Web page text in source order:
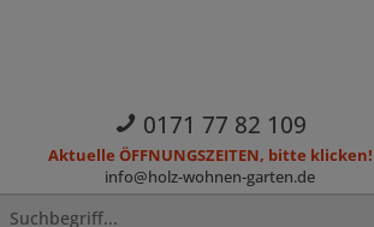
0171 77 82 109
Aktuelle ÖFFNUNGSZEITEN, bitte klicken!
info@holz-wohnen-garten.de